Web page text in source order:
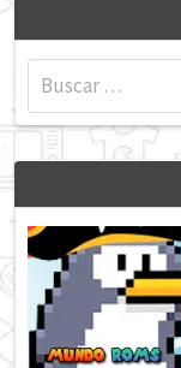
Buscar: